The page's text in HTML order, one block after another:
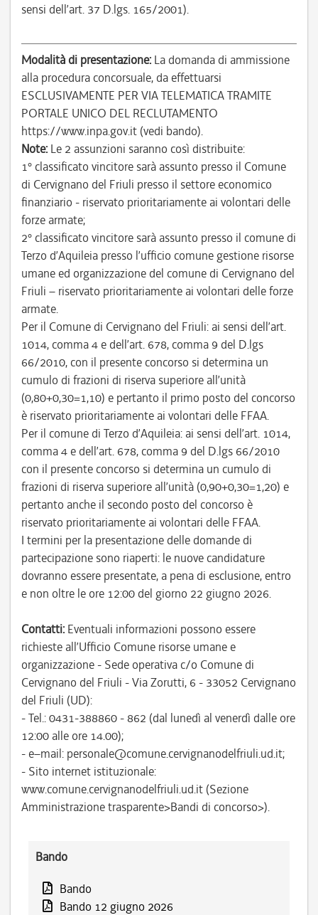
sensi dell’art. 37 D.lgs. 165/2001).
Modalità di presentazione: La domanda di ammissione
alla procedura concorsuale, da effettuarsi
ESCLUSIVAMENTE PER VIA TELEMATICA TRAMITE
PORTALE UNICO DEL RECLUTAMENTO
https://www.inpa.gov.it (vedi bando).
Note: Le 2 assunzioni saranno così distribuite:
1° classificato vincitore sarà assunto presso il Comune
di Cervignano del Friuli presso il settore economico
finanziario - riservato prioritariamente ai volontari delle
forze armate;
2° classificato vincitore sarà assunto presso il comune di
Terzo d’Aquileia presso l’ufficio comune gestione risorse
umane ed organizzazione del comune di Cervignano del
Friuli – riservato prioritariamente ai volontari delle forze
armate.
Per il Comune di Cervignano del Friuli: ai sensi dell’art.
1014, comma 4 e dell’art. 678, comma 9 del D.lgs
66/2010, con il presente concorso si determina un
cumulo di frazioni di riserva superiore all’unità
(0,80+0,30=1,10) e pertanto il primo posto del concorso
è riservato prioritariamente ai volontari delle FFAA.
Per il comune di Terzo d’Aquileia: ai sensi dell’art. 1014,
comma 4 e dell’art. 678, comma 9 del D.lgs 66/2010
con il presente concorso si determina un cumulo di
frazioni di riserva superiore all’unità (0,90+0,30=1,20) e
pertanto anche il secondo posto del concorso è
riservato prioritariamente ai volontari delle FFAA.
I termini per la presentazione delle domande di
partecipazione sono riaperti: le nuove candidature
dovranno essere presentate, a pena di esclusione, entro
e non oltre le ore 12:00 del giorno 22 giugno 2026.
Contatti: Eventuali informazioni possono essere
richieste all’Ufficio Comune risorse umane e
organizzazione - Sede operativa c/o Comune di
Cervignano del Friuli - Via Zorutti, 6 - 33052 Cervignano
del Friuli (UD):
- Tel.: 0431-388860 - 862 (dal lunedì al venerdì dalle ore
12:00 alle ore 14.00);
- e–mail: personale@comune.cervignanodelfriuli.ud.it;
- Sito internet istituzionale:
www.comune.cervignanodelfriuli.ud.it (Sezione
Amministrazione trasparente>Bandi di concorso>).
Bando
Bando
Bando 12 giugno 2026